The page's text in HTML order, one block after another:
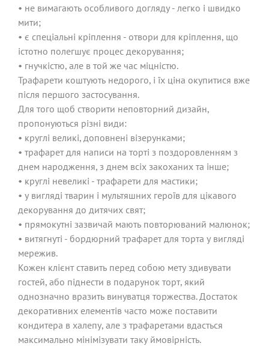
• не вимагають особливого догляду - легко і швидко
мити;
• є спеціальні кріплення - отвори для кріплення, що
істотно полегшує процес декорування;
• гнучкістю, але в той же час міцністю.
Трафарети коштують недорого, і їх ціна окупитися вже
після першого застосування.
Для того щоб створити неповторний дизайн,
пропонуються різні види:
• круглі великі, доповнені візерунками;
• трафарет для написи на торті з поздоровленням з
днем ​​народження, з днем ​​всіх закоханих та інше;
• круглі невеликі - трафарети для мастики;
• у вигляді тварин і мультяшних героїв для цікавого
декорування до дитячих свят;
• прямокутні зазвичай мають повторюваний малюнок;
• витягнуті - бордюрний трафарет для торта у вигляді
мережив.
Кожен клієнт ставить перед собою мету здивувати
гостей, або піднести в подарунок торт, який
однозначно вразить винуватця торжества. Достаток
декоративних елементів часто може поставити
кондитера в халепу, але з трафаретами вдасться
максимально мінімізувати таку ймовірність.